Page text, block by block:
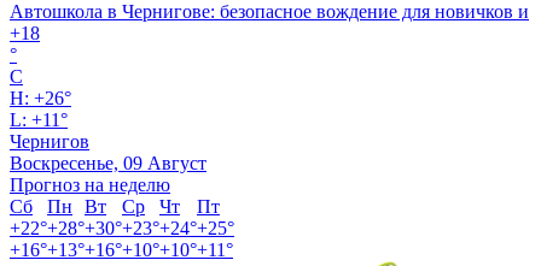
Автошкола в Чернигове: безопасное вождение для новичков и
+18
°
C
H: +26°
L: +11°
Чернигов
Воскресенье, 09 Август
Прогноз на неделю
Сб
Пн Вт Ср Чт
Пт
+22°+28°+30°+23°+24°+25°
+16°+13°+16°+10°+10°+11°